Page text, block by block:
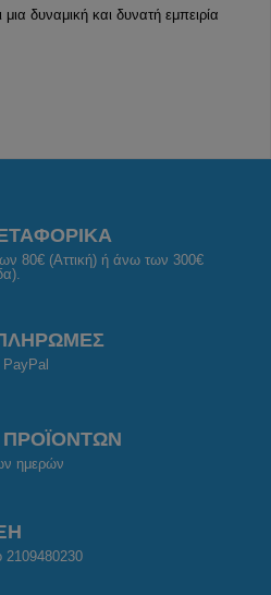
δυναμική και δυνατή εμπειρία
80€ (Αττική) ή άνω των 300€
ημερών
2109480230